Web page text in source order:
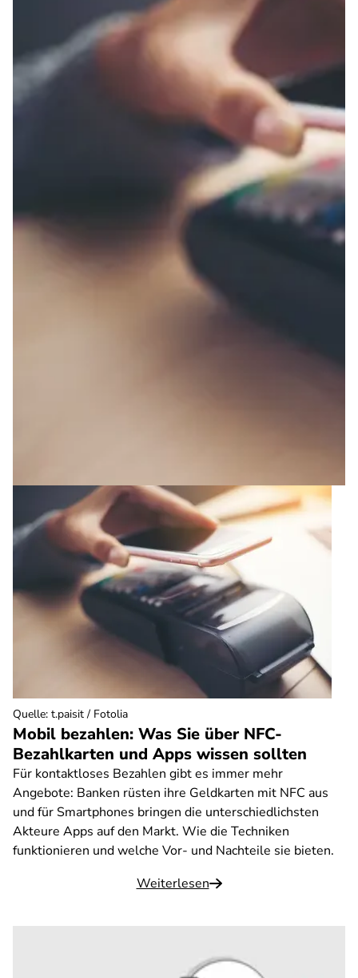
Mobil bezahlen: Was Sie über NFC-
Bezahlkarten und Apps wissen sollten
Für kontaktloses Bezahlen gibt es immer mehr
Angebote: Banken rüsten ihre Geldkarten mit NFC aus
und für Smartphones bringen die unterschiedlichsten
Akteure Apps auf den Markt. Wie die Techniken
funktionieren und welche Vor- und Nachteile sie bieten.
Weiterlesen
Quelle: t.paisit / Fotolia